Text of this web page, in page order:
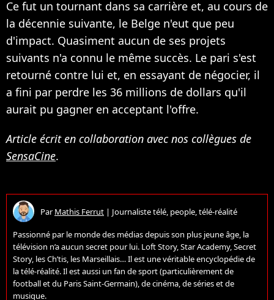
Ce fut un tournant dans sa carrière et, au cours de
la décennie suivante, le Belge n'eut que peu
d'impact. Quasiment aucun de ses projets
suivants n'a connu le même succès. Le pari s'est
retourné contre lui et, en essayant de négocier, il
a fini par perdre les 36 millions de dollars qu'il
aurait pu gagner en acceptant l'offre.
Article écrit en collaboration avec nos collègues de
SensaCine.
ParMathis Ferrut | Journaliste télé, people, télé-réalité
Passionné par le monde des médias depuis son plus jeune âge, la
télévision n’a aucun secret pour lui. Loft Story, Star Academy, Secret
Story, les Ch’tis, les Marseillais… Il est une véritable encyclopédie de
la télé-réalité. Il est aussi un fan de sport (particulièrement de
football et du Paris Saint-Germain), de cinéma, de séries et de
musique.